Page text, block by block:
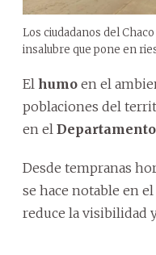
Los ciudadanos del
insalubre que pone en
El humo en el
poblaciones del
en el
Desde tempranas
se hace notable en
reduce la visibilidad